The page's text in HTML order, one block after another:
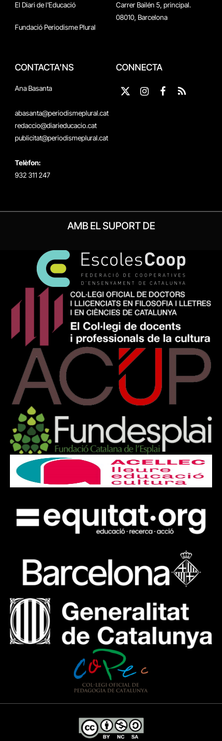
El Diari de l'Educació
Fundació Periodisme Plural
Carrer Bailén 5, principal.
08010, Barcelona
CONTACTA'NS
Ana Basanta
abasanta@periodismeplural.cat
redaccio@diarieducacio.cat
publicitat@periodismeplural.cat
Telèfon:
932 311 247
CONNECTA
X
InstagramFacebook
RSS
AMB EL SUPORT DE